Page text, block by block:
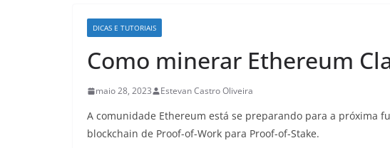
DICAS E TUTORIAIS
Como minerar Ethereum
maio 28, 2023 Estevan Castro Oliveira
A comunidade Ethereum está se preparando para a próxima
blockchain de Proof-of-Work para Proof-of-Stake.